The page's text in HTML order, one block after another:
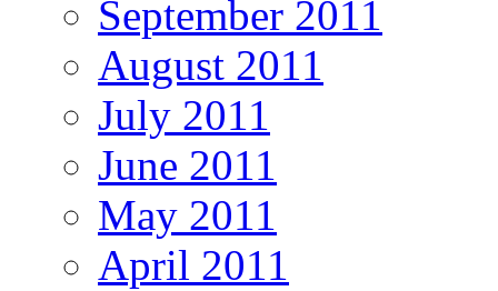
September 2011
August 2011
July 2011
June 2011
May 2011
April 2011